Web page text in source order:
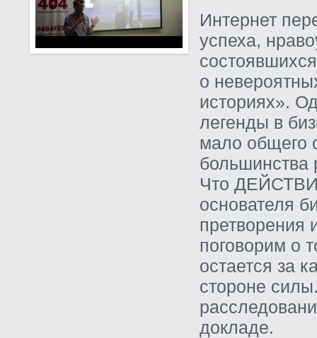
Интернет
успеха,
о
историях».
легенды в
мало общего
большинства
Что
основателя
претворения
поговорим о
остается за
стороне
докладе.